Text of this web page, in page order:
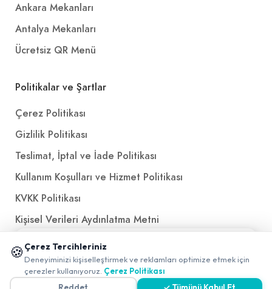
Ankara Mekanları
Antalya Mekanları
Ücretsiz QR Menü
Politikalar ve Şartlar
Çerez Politikası
Gizlilik Politikası
Teslimat, İptal ve İade Politikası
Kullanım Koşulları ve Hizmet Politikası
KVKK Politikası
Kişisel Verileri Aydınlatma Metni
Referanslarımız
İletişim
🍪 Çerez Tercihleriniz
Deneyiminizi kişiselleştirmek ve reklamları optimize etmek için
çerezler kullanıyoruz. Çerez Politikası
Reddet
✓ Tümünü Kabul Et
📱 Mobil uygulamamızı keşfedin!
✖